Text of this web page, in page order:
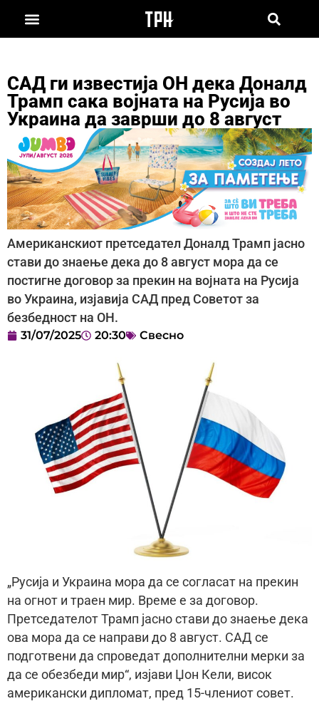
САД ги известија ОН дека Доналд
Трамп сака војната на Русија во
Украина да заврши до 8 август
Американскиот претседател Доналд Трамп јасно
стави до знаење дека до 8 август мора да се
постигне договор за прекин на војната на Русија
во Украина, изјавија САД пред Советот за
безбедност на ОН.
31/07/2025 20:30 Свесно
„Русија и Украина мора да се согласат на прекин
на огнот и траен мир. Време е за договор.
Претседателот Трамп јасно стави до знаење дека
ова мора да се направи до 8 август. САД се
подготвени да спроведат дополнителни мерки за
да се обезбеди мир“, изјави Џон Кели, висок
американски дипломат, пред 15-члениот совет.